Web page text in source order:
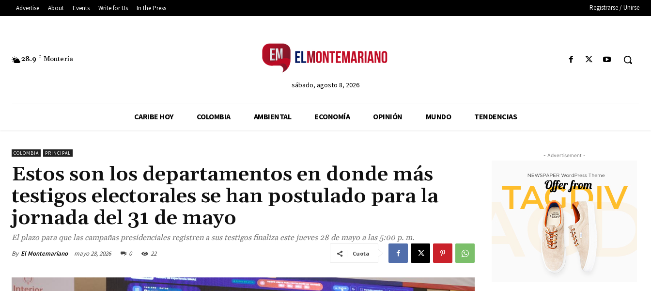
Advertise About Events Write for Us In the Press Registrarse / Unirse
28.9 C Montería
sábado, agosto 8, 2026
CARIBE HOY COLOMBIA AMBIENTAL ECONOMÍA OPINIÓN MUNDO TENDENCIAS
COLOMBIA PRINCIPAL
Estos son los departamentos en donde más
testigos electorales se han postulado para la
jornada del 31 de mayo
El plazo para que las campañas presidenciales registren a sus testigos finaliza este jueves 28 de mayo a las 5:00 p. m.
By El Montemariano mayo 28, 2026 0 22 Cuota
- Advertisement -